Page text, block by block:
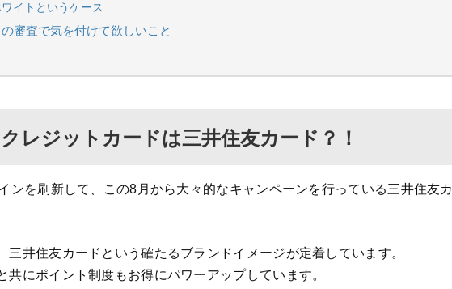
イトというケース
審査で気を付けて欲しいこと
レジットカードは三井住友カード？！
ンを刷新して、この8月から大々的なキャンペーンを行っている三井住友カ
三井住友カードという確たるブランドイメージが定着しています。
共にポイント制度もお得にパワーアップしています。